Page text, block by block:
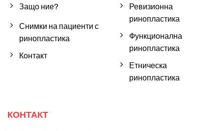
Защо ние?
Снимки на пациенти с
ринопластика
Контакт
Ревизионна
ринопластика
Функционална
ринопластика
Етническа
ринопластика
КОНТАКТ